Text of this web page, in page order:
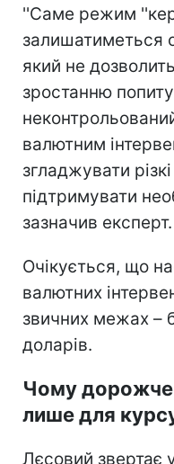
''Саме режим
залишатиметься
який не
зростанню
валютним
згладжувати
підтримувати
зазначив експерт.
Очікується, що
валютних
звичних межах –
доларів.
Чому дорожче
лише для
Лєсовий звертає